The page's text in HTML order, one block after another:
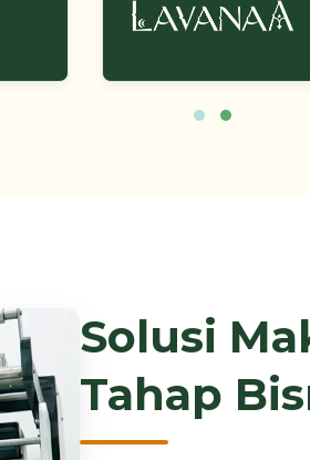
Solusi
Tahap